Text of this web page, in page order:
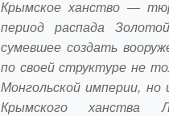
Крымское ханство —
период распада
сумевшее создать
по своей структуре не
Монгольской империи,
Крымского ханства